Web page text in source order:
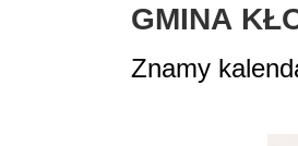
GMINA
Znamy